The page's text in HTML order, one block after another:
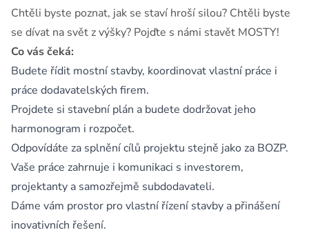
Chtěli byste poznat, jak se staví hroší silou? Chtěli byste
se dívat na svět z výšky? Pojďte s námi stavět MOSTY!
Co vás čeká:
Budete řídit mostní stavby, koordinovat vlastní práce i
práce dodavatelských firem.
Projdete si stavební plán a budete dodržovat jeho
harmonogram i rozpočet.
Odpovídáte za splnění cílů projektu stejně jako za BOZP.
Vaše práce zahrnuje i komunikaci s investorem,
projektanty a samozřejmě subdodavateli.
Dáme vám prostor pro vlastní řízení stavby a přinášení
inovativních řešení.